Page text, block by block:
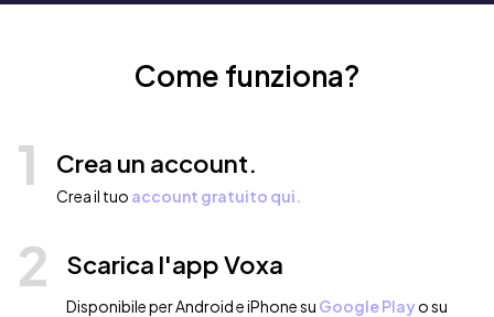
Come funziona?
1 Crea un account.
Crea il tuo account gratuito qui.
2 Scarica l'app Voxa
Disponibile per Android e iPhone su Google Playo su